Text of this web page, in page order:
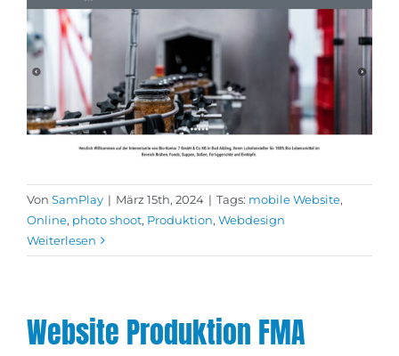
Von SamPlay | März 15th, 2024 | Tags: mobile Website,
Online, photo shoot, Produktion, Webdesign
Weiterlesen
Website Produktion FMA